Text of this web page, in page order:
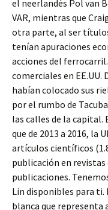
el neerlandés Pol van
VAR, mientras que
otra parte, al ser
tenían apuraciones
acciones del
comerciales en EE.UU.
habían colocado sus
por el rumbo de
las calles de la
que de 2013 a 2016, la
artículos científicos
publicación en
publicaciones.
Lin disponibles para ti.
blanca que representa